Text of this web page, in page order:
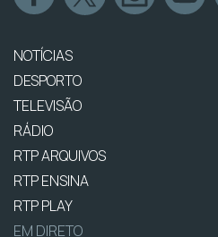
NOTÍCIAS
DESPORTO
TELEVISÃO
RÁDIO
RTP ARQUIVOS
RTP ENSINA
RTP PLAY
EM DIRETO